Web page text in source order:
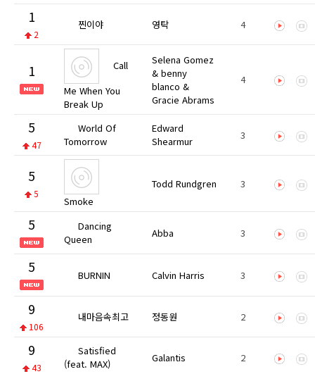
1
2
찐이야 영탁 4
1
Call
Me When You
Break Up
Selena Gomez
& benny
blanco &
Gracie Abrams
4
5
47
World Of
Tomorrow
Edward
Shearmur
3
5
5
Smoke
Todd Rundgren 3
5
Dancing
Queen
Abba 3
5 BURNIN Calvin Harris 3
9
106
내마음속최고 정동원 2
9
43
Satisfied
(feat. MAX)
Galantis 2